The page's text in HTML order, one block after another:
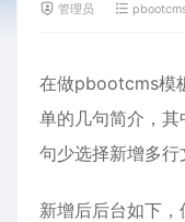
管理员
在做pbootcms模
单的几句简介，
句少选择新增多行
新增后后台如下